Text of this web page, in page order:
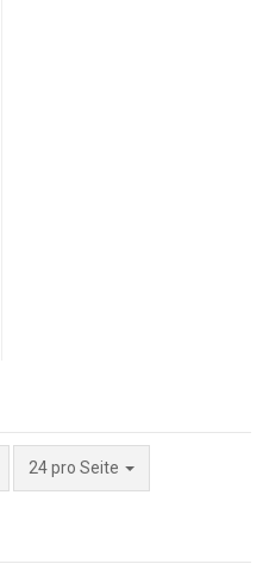
24 pro Seite